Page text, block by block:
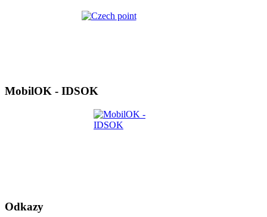
MobilOK - IDSOK
Odkazy